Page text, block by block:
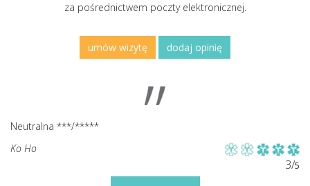
za pośrednictwem poczty elektronicznej.
umów wizytę dodaj opinię
Neutralna ***/*****
Ko Ho
3/5